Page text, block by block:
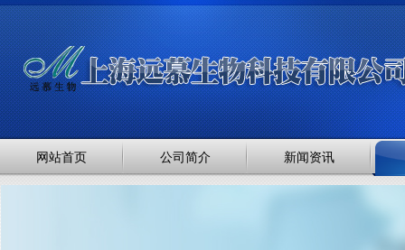
网站首页 公司简介 新闻资讯